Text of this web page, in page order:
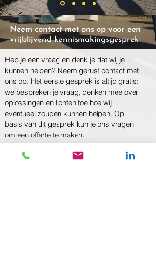
Neem contact met ons op voor een
vrijblijvend kennismakingsgesprek
Heb je een vraag en denk je dat wij je
kunnen helpen? Neem gerust contact met
ons op. Het eerste gesprek is altijd gratis:
we bespreken je vraag, denken mee over
oplossingen en lichten toe hoe wij
eventueel zouden kunnen helpen. Op
basis van dit gesprek kun je ons vragen
om een offerte te maken.